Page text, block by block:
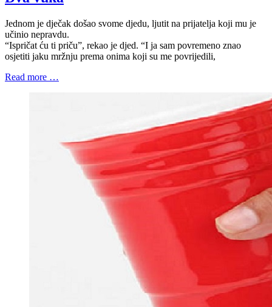
Jednom je dječak došao svome djedu, ljutit na prijatelja koji mu je
učinio nepravdu.
“Ispričat ću ti priču”, rekao je djed. “I ja sam povremeno znao
osjetiti jaku mržnju prema onima koji su me povrijedili,
Read more …